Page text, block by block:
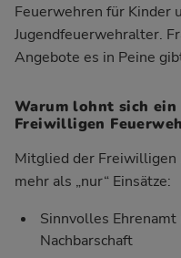
Feuerwehren für Kinder
Jugendfeuerwehralter.
Angebote es in Peine
Warum lohnt sich ein
Freiwilligen
Mitglied der Freiwilligen
mehr als „nur“ Einsätze:
Sinnvolles
Nachbarschaft